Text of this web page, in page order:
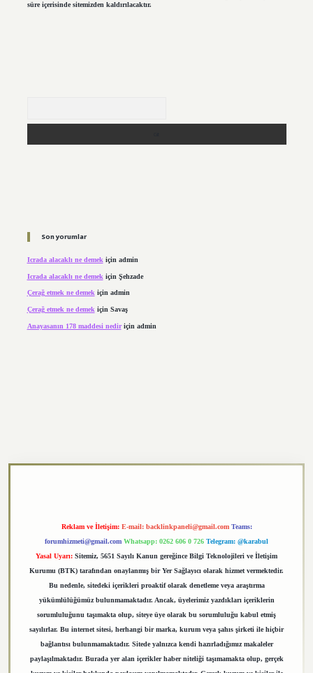
süre içerisinde sitemizden kaldırılacaktır.
Son yorumlar
Icrada alacaklı ne demek için admin
Icrada alacaklı ne demek için Şehzade
Çerağ etmek ne demekiçin admin
Çerağ etmek ne demek için Savaş
Anayasanın 178 maddesi nediriçin admin
Reklam ve İletişim: E-mail: backlinkpaneli@gmail.com Teams:
forumhizmeti@gmail.com Whatsapp: 0262 606 0 726 Telegram: @karabul
Yasal Uyarı: Sitemiz, 5651 Sayılı Kanun gereğince Bilgi Teknolojileri ve İletişim
Kurumu (BTK) tarafından onaylanmış bir Yer Sağlayıcı olarak hizmet vermektedir.
Bu nedenle, sitedeki içerikleri proaktif olarak denetleme veya araştırma
yükümlülüğümüz bulunmamaktadır. Ancak, üyelerimiz yazdıkları içeriklerin
sorumluluğunu taşımakta olup, siteye üye olarak bu sorumluluğu kabul etmiş
sayılırlar. Bu internet sitesi, herhangi bir marka, kurum veya şahıs şirketi ile hiçbir
bağlantısı bulunmamaktadır. Sitede yalnızca kendi hazırladığımız makaleler
paylaşılmaktadır. Burada yer alan içerikler haber niteliği taşımamakta olup, gerçek